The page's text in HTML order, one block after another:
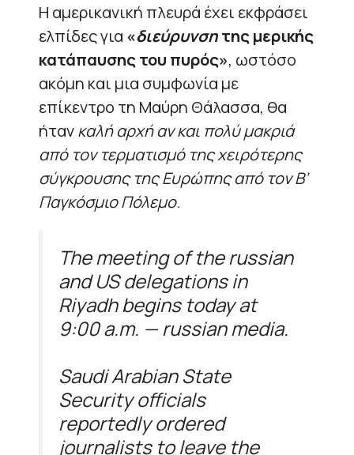
Η αμερικανική πλευρά έχει εκφράσει
ελπίδες για «διεύρυνσητης μερικής
κατάπαυσης του πυρός», ωστόσο
ακόμη και μια συμφωνία με
επίκεντρο τη Μαύρη Θάλασσα, θα
ήτανκαλή αρχή αν και πολύ μακριά
από τον τερματισμό της χειρότερης
σύγκρουσης της Ευρώπης από τον Β’
Παγκόσμιο Πόλεμο.
The meeting of the russian
and US delegations in
Riyadh begins today at
9:00 a.m. — russian media.
Saudi Arabian State
Security officials
reportedly ordered
journalists to leave the